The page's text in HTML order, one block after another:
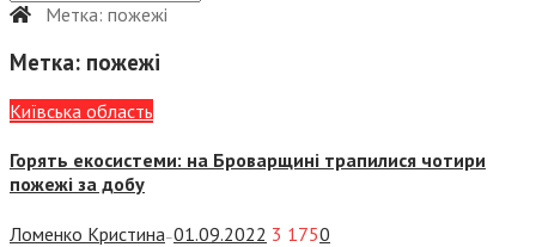
Метка: пожежі
Метка: пожежі
Київська область
Горять екосистеми: на Броварщині трапилися чотири
пожежі за добу
Ломенко Кристина —01.09.2022 3 1750